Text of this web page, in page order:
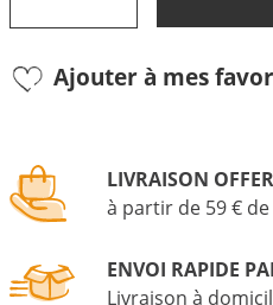
Ajouter à mes
LIVRAISON
à partir de 59 €
ENVOI RAPIDE
Livraison à